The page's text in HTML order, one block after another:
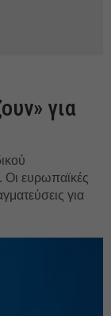
για
Οι ευρωπαϊκές
για